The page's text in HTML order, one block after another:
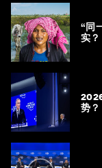
“同
实？
势？